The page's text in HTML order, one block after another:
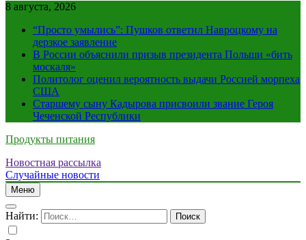
8 августа, 2026
“Просто умылись”: Пушков ответил Навроцкому на
дерзкое заявление
В России объяснили призыв президента Польши «бить
москаля»
Политолог оценил вероятность выдачи Россией морпеха
США
Старшему сыну Кадырова присвоили звание Героя
Чеченской Республики
Продукты питания
Новостная рассылка
Случайные новости
Меню
Найти: